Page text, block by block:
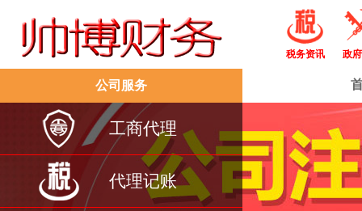
税务资讯 政
公司服务
工商代理
代理记账